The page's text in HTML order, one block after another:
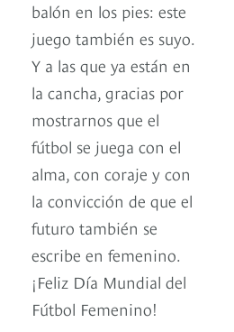
balón en los pies: este
juego también es suyo.
Y a las que ya están en
la cancha, gracias por
mostrarnos que el
fútbol se juega con el
alma, con coraje y con
la convicción de que el
futuro también se
escribe en femenino.
¡Feliz Día Mundial del
Fútbol Femenino!